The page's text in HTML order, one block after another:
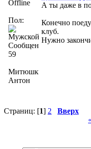
Offline
Пол:
Сообщений:
59
Митюшкин
Антон
А ты даже в
Конечно
клуб.
Нужно
Страниц: [1] 2 Вверх